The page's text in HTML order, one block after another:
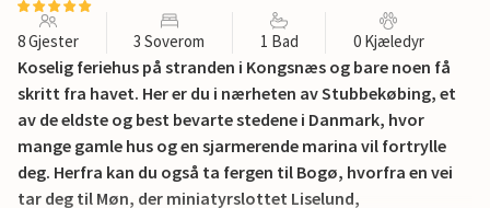
8 Gjester 3 Soverom 1 Bad 0 Kjæledyr
Koselig feriehus på stranden i Kongsnæs og bare noen få
skritt fra havet. Her er du i nærheten av Stubbekøbing, et
av de eldste og best bevarte stedene i Danmark, hvor
mange gamle hus og en sjarmerende marina vil fortrylle
deg. Herfra kan du også ta fergen til Bogø, hvorfra en vei
tar deg til Møn, der miniatyrslottet Liselund,